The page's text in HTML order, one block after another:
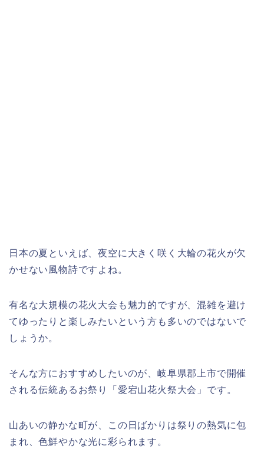
日本の夏といえば、夜空に大きく咲く大輪の花火が欠
かせない風物詩ですよね。
有名な大規模の花火大会も魅力的ですが、混雑を避け
てゆったりと楽しみたいという方も多いのではないで
しょうか。
そんな方におすすめしたいのが、岐阜県郡上市で開催
される伝統あるお祭り「愛宕山花火祭大会」です。
山あいの静かな町が、この日ばかりは祭りの熱気に包
まれ、色鮮やかな光に彩られます。